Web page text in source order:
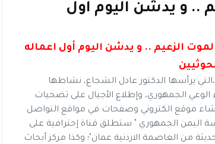
.. و يدشن اليوم أول
الزعيم .. و يدشن اليوم أول اعماله
يرأسها الدكتور عادل الشجاع، نشاطها
الجمهوري، وإطلاع الأجيال على تضحيات
صنعوا النظام الجمهوري في 26 سبتمبر 1962م ،بإنشاء موقع الكتروني وصفحات في مواقع التواصل
اليمن الجمهوري " ستطلق قناة إحترافية على
من العاصمة الاردنية عمان"؛ وكذا مركز أبحاث